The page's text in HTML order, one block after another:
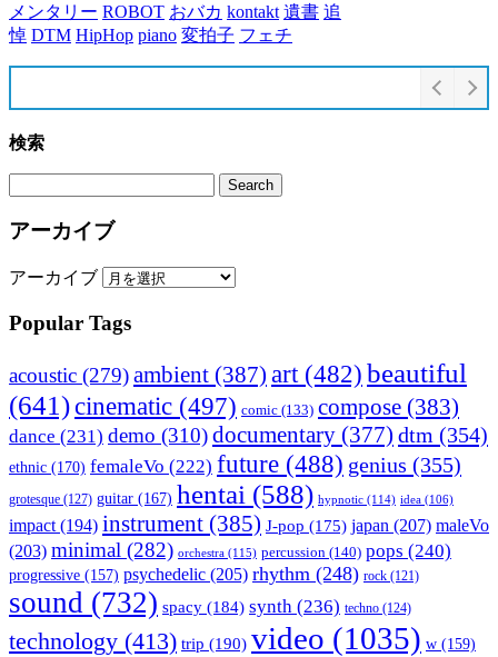
メンタリー ROBOT おバカ kontakt 遺書 追
悼 DTM HipHop piano 変拍子 フェチ
検索
アーカイブ
アーカイブ
Popular Tags
acoustic (279)ambient (387) art (482) beautiful
(641)cinematic (497) comic (133) compose (383)
dance (231) demo (310)documentary (377) dtm (354)
ethnic (170) femaleVo (222) future (488) genius (355)
grotesque (127) guitar (167) hentai (588) hypnotic (114) idea (106)
impact (194) instrument (385) J-pop (175) japan (207) maleVo
(203) minimal (282) orchestra (115) percussion (140) pops (240)
progressive (157) psychedelic (205) rhythm (248) rock (121)
sound (732) spacy (184) synth (236) techno (124)
technology (413) trip (190) video (1035) w (159)